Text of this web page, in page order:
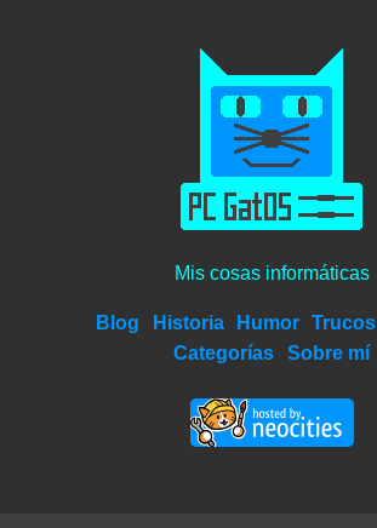
Mis cosas informáticas
Blog Historia Humor Trucos
Categorías
Sobre mí